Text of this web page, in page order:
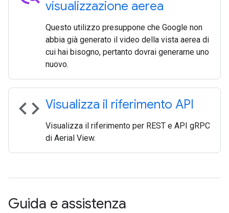
visualizzazione aerea
Questo utilizzo presuppone che Google non
abbia già generato il video della vista aerea di
cui hai bisogno, pertanto dovrai generarne uno
nuovo.
code Visualizza il riferimento API
Visualizza il riferimento per REST e API gRPC
di Aerial View.
Guida e assistenza